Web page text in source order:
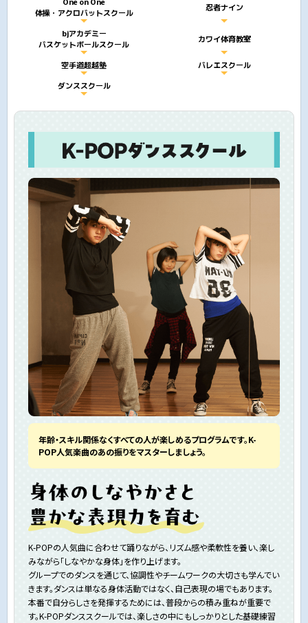
体操・アクロバットスクール
忍者ナイン
bjアカデミー
バスケットボールスクール
カワイ体育教室
空手道超越塾
バレエスクール
ダンススクール
年齢・スキル関係なくすべての人が楽しめるプログラムです。K-
POP人気楽曲のあの振りをマスターしましょう。
K-POPの人気曲に合わせて踊りながら、リズム感や柔軟性を養い、楽し
みながら「しなやかな身体」を作り上げます。
グループでのダンスを通じて、協調性やチームワークの大切さも学んでい
きます。ダンスは単なる身体活動ではなく、自己表現の場でもあります。
本番で自分らしさを発揮するためには、普段からの積み重ねが重要で
す。K-POPダンススクールでは、楽しさの中にもしっかりとした基礎練習